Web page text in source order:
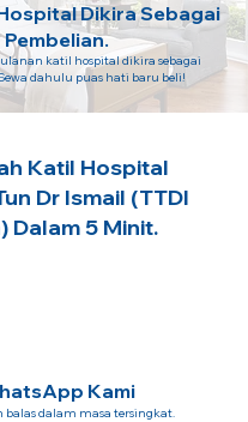
Dikira Sebagai
Pembelian.
katil hospital dikira sebagai
dahulu puas hati baru beli!
Katil Hospital
Dr Ismail (TTDI
Dalam 5 Minit.
Kami
balas dalam masa tersingkat.